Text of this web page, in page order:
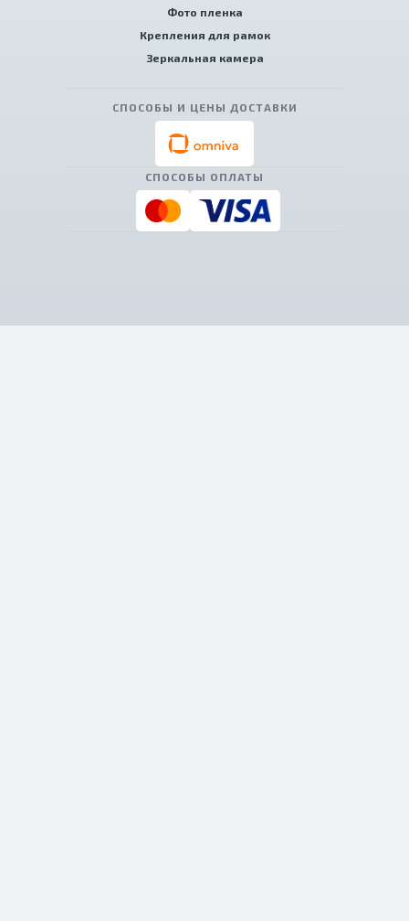
Фото пленка
Крепления для рамок
Зеркальная камера
СПОСОБЫ И ЦЕНЫ ДОСТАВКИ
СПОСОБЫ ОПЛАТЫ